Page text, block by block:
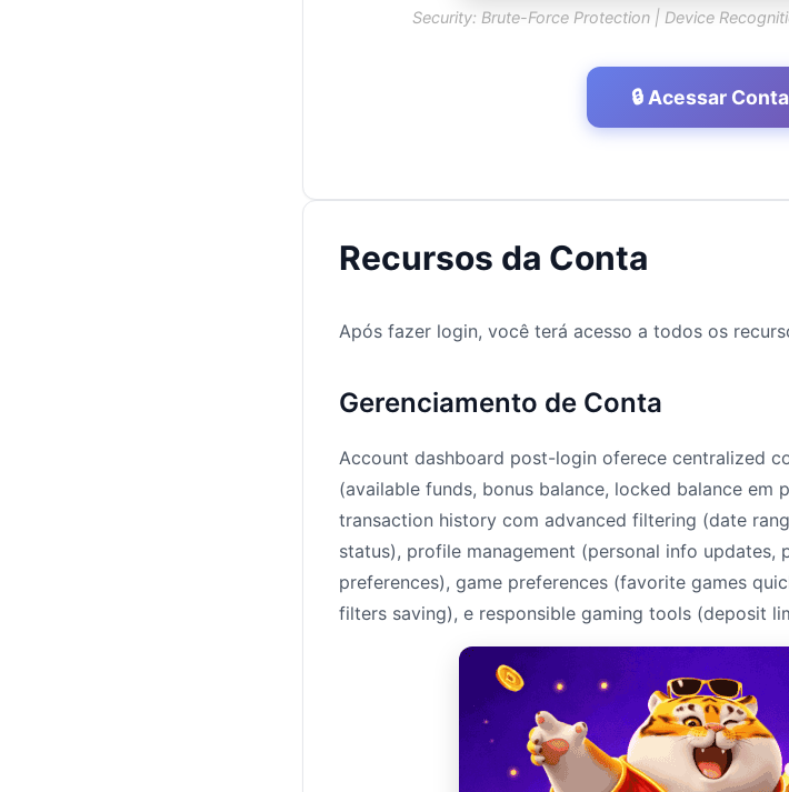
Security: Brute-Force Protection | Device
🔒 Acessar
Recursos da Conta
Após fazer login, você terá acesso a todos os
Gerenciamento de Conta
Account dashboard post-login oferece centralized
(available funds, bonus balance, locked balance em
transaction history com advanced filtering (date
status), profile management (personal info updates,
preferences), game preferences (favorite games
filters saving), e responsible gaming tools (deposit